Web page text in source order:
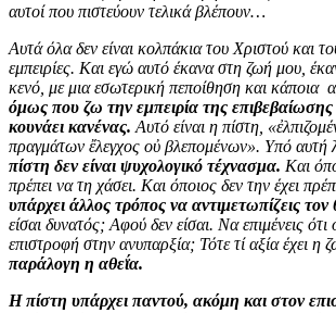
αυτοί που πιστεύουν τελικά βλέπουν…
Αυτά όλα δεν είναι κολπάκια του Χριστού και
εμπειρίες. Και εγώ αυτό έκανα στη ζωή μου,
κενό, με μια εσωτερική πεποίθηση και κάποια
όμως που ζω την εμπειρία της επιβεβαίωσης
κουνάει κανένας. Αυτό είναι η πίστη,
πραγμάτων ἔλεγχος οὐ βλεπομένων». Υπό αυτή
πίστη δεν είναι ψυχολογικό τέχνασμα. Και
πρέπει να τη χάσει. Και όποιος δεν την έχει
υπάρχει άλλος τρόπος να αντιμετωπίζεις τον
είσαι δυνατός; Αφού δεν είσαι. Να επιμένεις ότι
επιστροφή στην ανυπαρξία; Τότε τί αξία έχει η
παράλογη η αθεΐα.
Η πίστη υπάρχει παντού, ακόμη και στον